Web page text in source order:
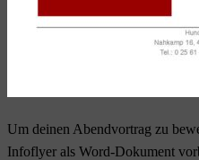
Um deinen Abendvortrag zu
Infoflyer als Word-Dokument